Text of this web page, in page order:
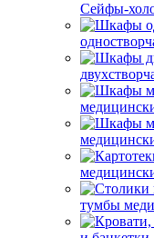
Сейфы-
тумбы